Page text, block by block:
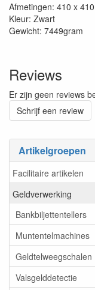
Artikelgroepen
Facilitaire artikelen
Geldverwerking
Bankbiljettentellers
Muntentelmachines
Geldtelweegschalen
Valsgelddetectie
Afmetingen: 410 x
Kleur: Zwart
Gewicht: 7449gram
Reviews
Er zijn geen reviews
Schrijf een review